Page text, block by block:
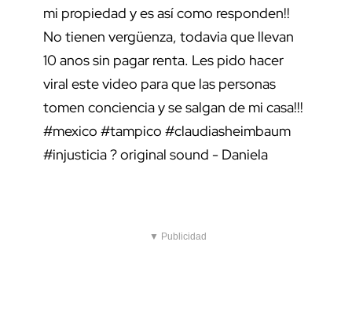
mi propiedad y es así como responden!!
No tienen vergüenza, todavia que llevan
10 anos sin pagar renta. Les pido hacer
viral este video para que las personas
tomen conciencia y se salgan de mi casa!!!
#mexico #tampico #claudiasheimbaum
#injusticia? original sound - Daniela
▼ Publicidad